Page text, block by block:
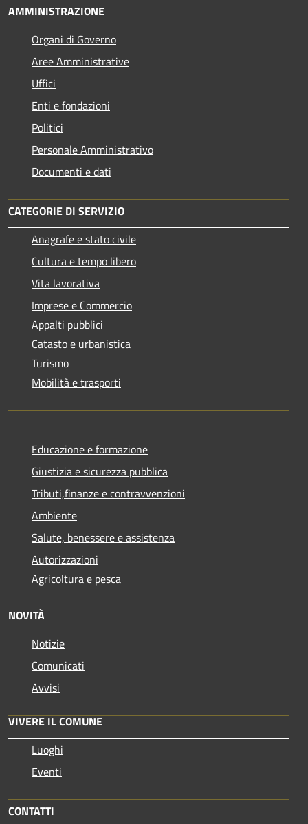
AMMINISTRAZIONE
Organi di Governo
Aree Amministrative
Uffici
Enti e fondazioni
Politici
Personale Amministrativo
Documenti e dati
CATEGORIE DI SERVIZIO
Anagrafe e stato civile
Cultura e tempo libero
Vita lavorativa
Imprese e Commercio
Appalti pubblici
Catasto e urbanistica
Turismo
Mobilità e trasporti
Educazione e formazione
Giustizia e sicurezza pubblica
Tributi,finanze e contravvenzioni
Ambiente
Salute, benessere e assistenza
Autorizzazioni
Agricoltura e pesca
NOVITÀ
Notizie
Comunicati
Avvisi
VIVERE IL COMUNE
Luoghi
Eventi
CONTATTI